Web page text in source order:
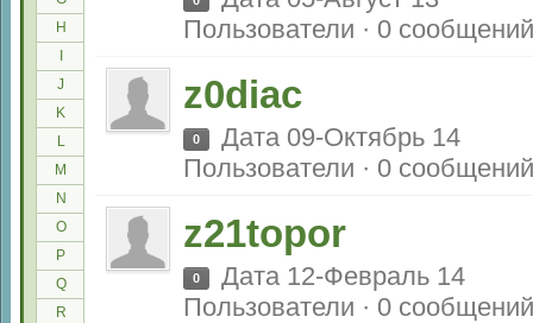
H
J
K
L
M
N
O
P
Q
R
Пользователи · 0 сообщений
z0diac
0
Дата 09-Октябрь 14
Пользователи · 0 сообщений
z21topor
0
Дата 12-Февраль 14
Пользователи · 0 сообщений